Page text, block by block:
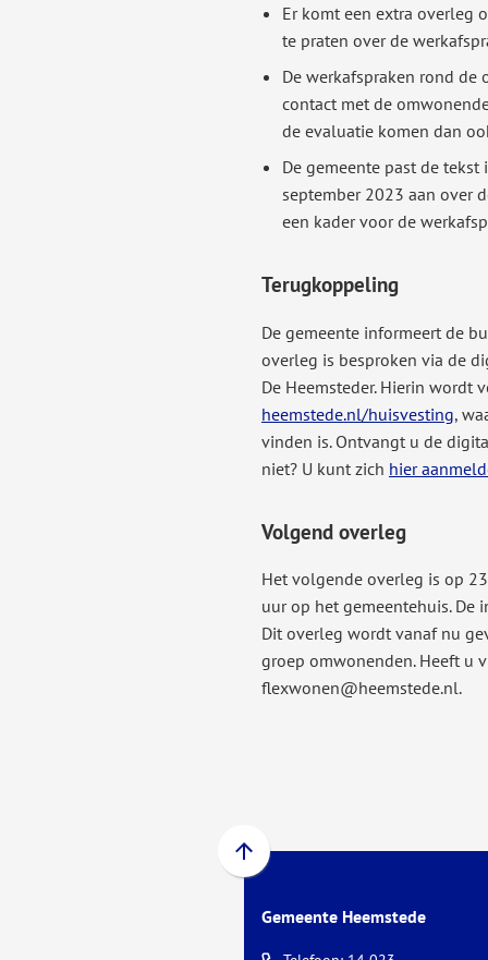
Er komt een extra overleg
te praten over de
De werkafspraken rond de
contact met de
de evaluatie komen dan
De gemeente past de
september 2023 aan over
een kader voor de
Terugkoppeling
De gemeente informeert de
overleg is besproken via de
De Heemsteder. Hierin wordt
heemstede.nl/huisvesting,
vinden is. Ontvangt u de
niet? U kunt zich hier
Volgend overleg
Het volgende overleg is op
uur op het gemeentehuis. De
Dit overleg wordt vanaf nu
groep omwonenden. Heeft u
flexwonen@heemstede.nl.
Scroll
boven
Gemeente Heemstede